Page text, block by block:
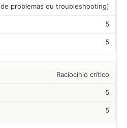
de problemas ou troubleshooting)
5
5
Raciocínio crítico
5
5